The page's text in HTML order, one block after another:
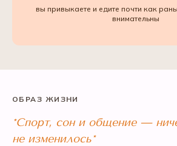
вы привыкаете и едите почти как
внимательны
ОБРАЗ ЖИЗНИ
*Спорт, сон и общение —
не изменилось*